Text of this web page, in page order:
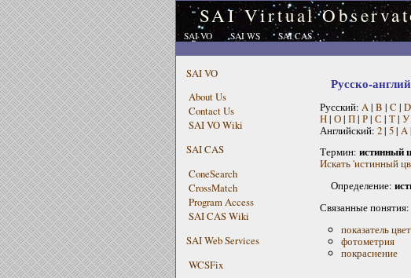
SAI Virtual
SAI VO SAI WS SAI CAS
SAI VO
About Us
Contact Us
SAI VO Wiki
SAI CAS
ConeSearch
CrossMatch
Program Access
SAI CAS Wiki
SAI Web Services
WCSFix
Русско-
Русский: A | B | C | D
Н| О| П| Р| С | Т| У
Английский: 2| 5| A |
Термин: истинный
Искать 'истинный
Определение:
Связанные понятия:
показатель
фотометрия
покраснение